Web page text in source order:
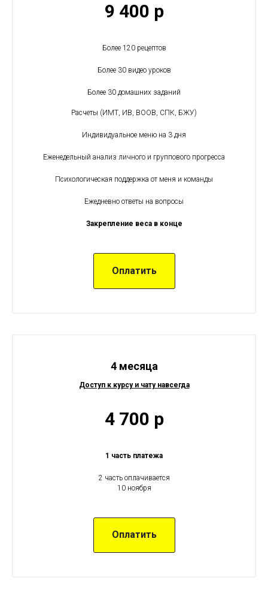
9 400 р
Более 120 рецептов
Более 30 видео уроков
Более 30 домашних заданий
Расчеты (ИМТ, ИВ, ВООВ, СПК, БЖУ)
Индивидуальное меню на 3 дня
Еженедельный анализ личного и группового прогресса
Психологическая поддержка от меня и команды
Ежедневно ответы на вопросы
Закрепление веса в конце
Оплатить
4 месяца
Доступ к курсу и чату навсегда
4 700 р
1 часть платежа
2 часть оплачивается
10 ноября
Оплатить